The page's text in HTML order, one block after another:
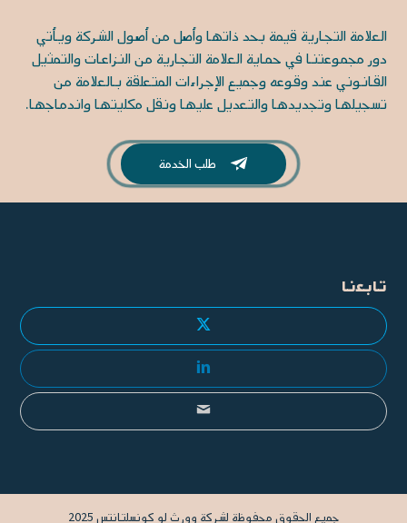
العلامة التجارية قيمة بحد ذاتها وأصل من أصول الشركة ويأتي
دور مجموعتنا في حماية العلامة التجارية من النزاعات والتمثيل
القانوني عند وقوعه وجميع الإجراءات المتعلقة بالعلامة من
تسجيلها وتجديدها والتعديل عليها ونقل مكليتها واندماجها.
 طلب الخدمة
تابعنا
جميع الحقوق محفوظة لشركة وورث لو كونسلتانتس 2025